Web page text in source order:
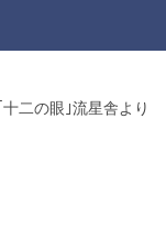
二の眼｣流星舎より